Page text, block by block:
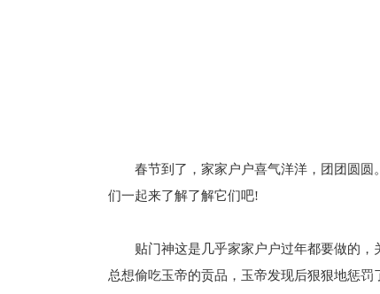
春节到了，家家户户喜气洋洋，团团圆圆
们一起来了解了解它们吧!
贴门神这是几乎家家户户过年都要做的，
总想偷吃玉帝的贡品，玉帝发现后狠狠地惩